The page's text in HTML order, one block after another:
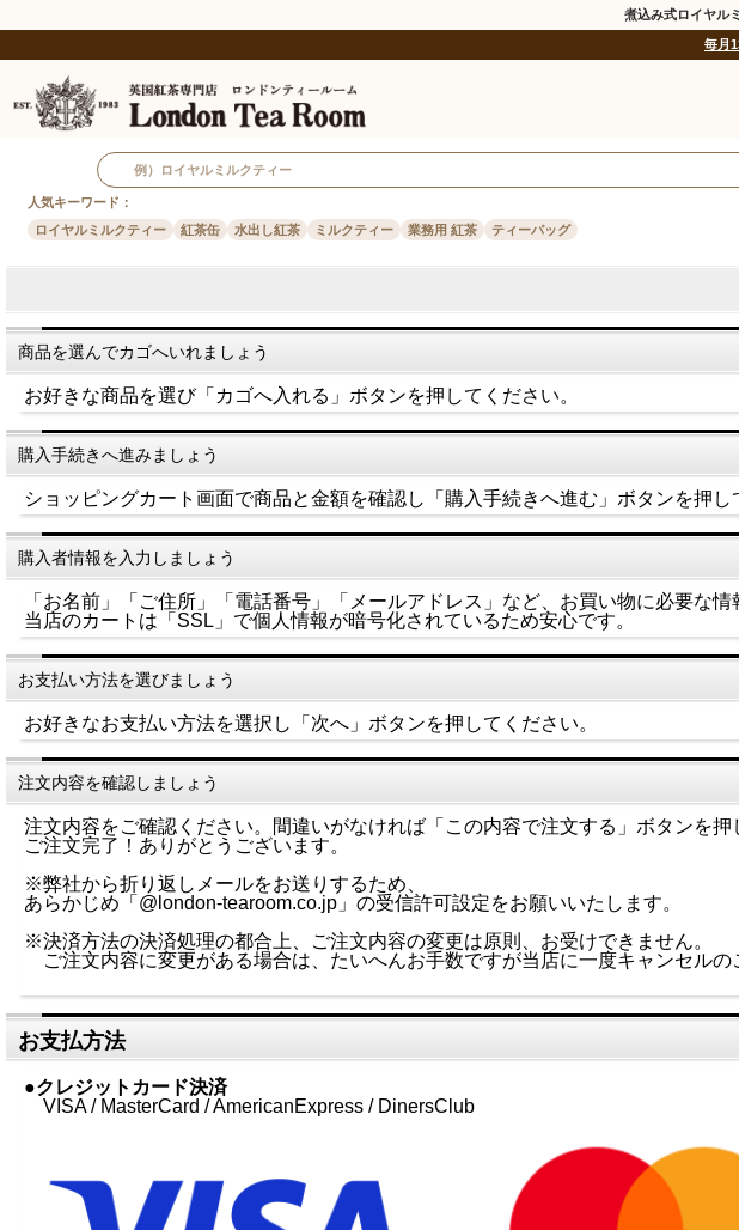
煮込み式ロイヤル
毎月
人気キーワード：
ロイヤルミルクティー
紅茶缶 水出し紅茶 ミルクティー 業務用 紅茶 ティーバッグ
商品を選んでカゴへいれましょう
お好きな商品を選び「カゴへ入れる」ボタンを押してください。
購入手続きへ進みましょう
ショッピングカート画面で商品と金額を確認し「購入手続きへ進む」ボタンを押し
購入者情報を入力しましょう
「お名前」「ご住所」「電話番号」「メールアドレス」など、お買い物に必要な情
当店のカートは「SSL」で個人情報が暗号化されているため安心です。
お支払い方法を選びましょう
お好きなお支払い方法を選択し「次へ」ボタンを押してください。
注文内容を確認しましょう
注文内容をご確認ください。間違いがなければ「この内容で注文する」ボタンを押
ご注文完了！ありがとうございます。
※弊社から折り返しメールをお送りするため、
あらかじめ「@london-tearoom.co.jp」の受信許可設定をお願いいたします。
※決済方法の決済処理の都合上、ご注文内容の変更は原則、お受けできません。
ご注文内容に変更がある場合は、たいへんお手数ですが当店に一度キャンセル
お支払方法
●クレジットカード決済
VISA / MasterCard / AmericanExpress / DinersClub